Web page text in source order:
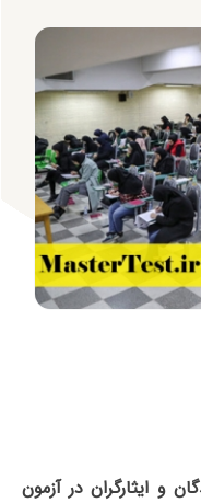
و ایثارگران در آزمون